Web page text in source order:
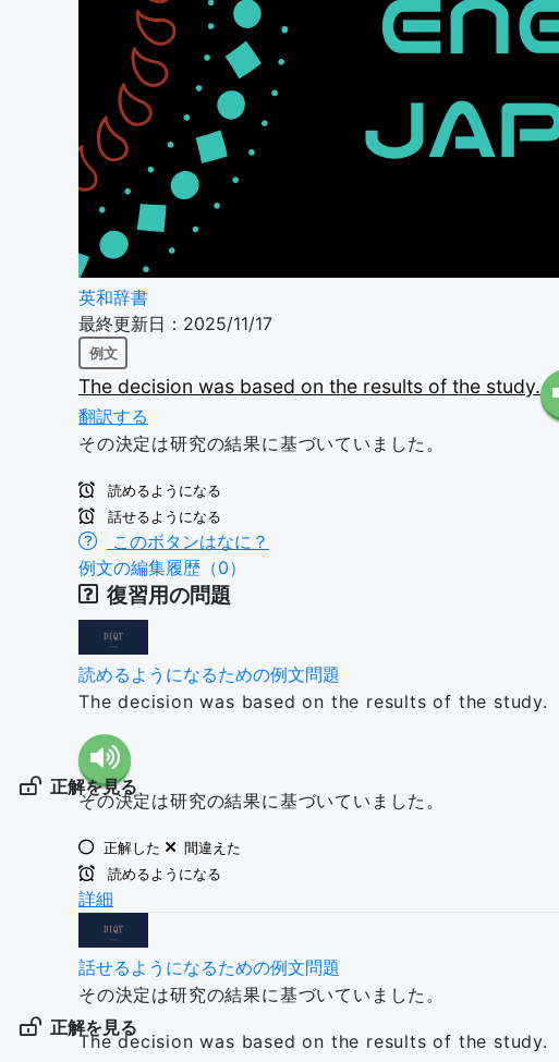
英和辞書
最終更新日：2025/11/17
例文
The decision was based on the results of the study.
翻訳する
その決定は研究の結果に基づいていました。
読めるようになる
話せるようになる
このボタンはなに？
例文の編集履歴（0）
復習用の問題
読めるようになるための例文問題
The decision was based on the results of the study.
正解を見る
その決定は研究の結果に基づいていました。
正解した
間違えた
読めるようになる
詳細
話せるようになるための例文問題
その決定は研究の結果に基づいていました。
正解を見る
The decision was based on the results of the study.